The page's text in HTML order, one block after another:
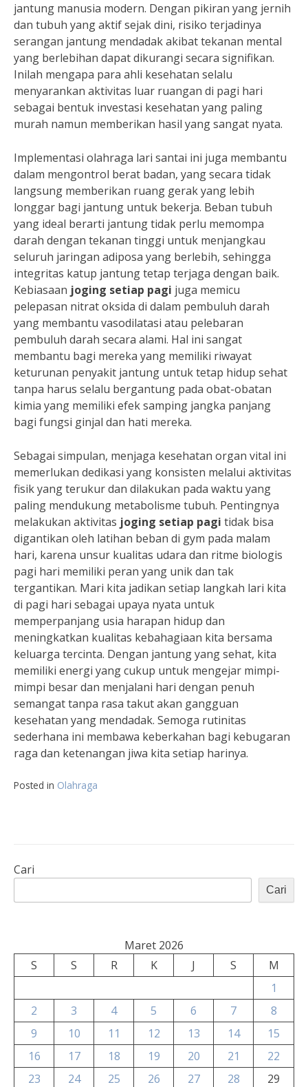
jantung manusia modern. Dengan pikiran yang jernih
dan tubuh yang aktif sejak dini, risiko terjadinya
serangan jantung mendadak akibat tekanan mental
yang berlebihan dapat dikurangi secara signifikan.
Inilah mengapa para ahli kesehatan selalu
menyarankan aktivitas luar ruangan di pagi hari
sebagai bentuk investasi kesehatan yang paling
murah namun memberikan hasil yang sangat nyata.
Implementasi olahraga lari santai ini juga membantu
dalam mengontrol berat badan, yang secara tidak
langsung memberikan ruang gerak yang lebih
longgar bagi jantung untuk bekerja. Beban tubuh
yang ideal berarti jantung tidak perlu memompa
darah dengan tekanan tinggi untuk menjangkau
seluruh jaringan adiposa yang berlebih, sehingga
integritas katup jantung tetap terjaga dengan baik.
Kebiasaan joging setiap pagi juga memicu
pelepasan nitrat oksida di dalam pembuluh darah
yang membantu vasodilatasi atau pelebaran
pembuluh darah secara alami. Hal ini sangat
membantu bagi mereka yang memiliki riwayat
keturunan penyakit jantung untuk tetap hidup sehat
tanpa harus selalu bergantung pada obat-obatan
kimia yang memiliki efek samping jangka panjang
bagi fungsi ginjal dan hati mereka.
Sebagai simpulan, menjaga kesehatan organ vital ini
memerlukan dedikasi yang konsisten melalui aktivitas
fisik yang terukur dan dilakukan pada waktu yang
paling mendukung metabolisme tubuh. Pentingnya
melakukan aktivitas joging setiap pagi tidak bisa
digantikan oleh latihan beban di gym pada malam
hari, karena unsur kualitas udara dan ritme biologis
pagi hari memiliki peran yang unik dan tak
tergantikan. Mari kita jadikan setiap langkah lari kita
di pagi hari sebagai upaya nyata untuk
memperpanjang usia harapan hidup dan
meningkatkan kualitas kebahagiaan kita bersama
keluarga tercinta. Dengan jantung yang sehat, kita
memiliki energi yang cukup untuk mengejar mimpi-
mimpi besar dan menjalani hari dengan penuh
semangat tanpa rasa takut akan gangguan
kesehatan yang mendadak. Semoga rutinitas
sederhana ini membawa keberkahan bagi kebugaran
raga dan ketenangan jiwa kita setiap harinya.
Posted in Olahraga
Cari
Cari
Maret 2026
S
S R K J S
M
1
2
3 4 5 6 7
8
9
10 11 12 13 14
15
16
17 18 19 20 21
22
23
24 25 26 27 28 29